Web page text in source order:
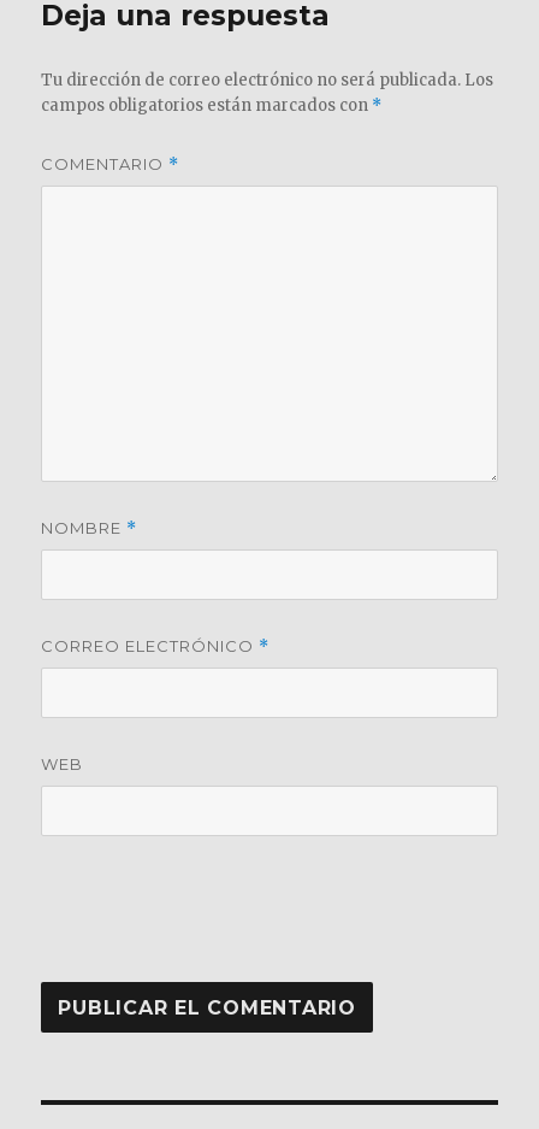
Deja una respuesta
Tu dirección de correo electrónico no será publicada. Los
campos obligatorios están marcados con *
COMENTARIO *
NOMBRE *
CORREO ELECTRÓNICO *
WEB